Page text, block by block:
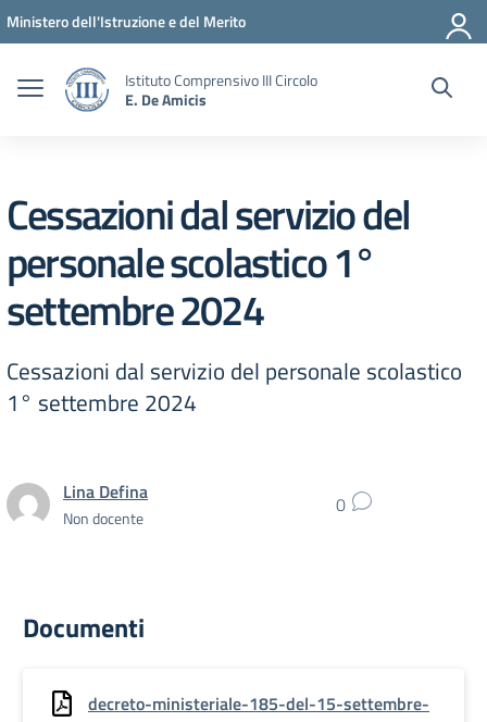
Vai ai contenuti
Vai al menu di navigazione
Vai al footer
Ministero dell'Istruzione e del Merito
Istituto Comprensivo III Circolo
E. De Amicis
Cessazioni dal servizio del
personale scolastico 1°
settembre 2024
Cessazioni dal servizio del personale scolastico
1° settembre 2024
Lina Defina
Non docente 0
Documenti
decreto-ministeriale-185-del-15-settembre-